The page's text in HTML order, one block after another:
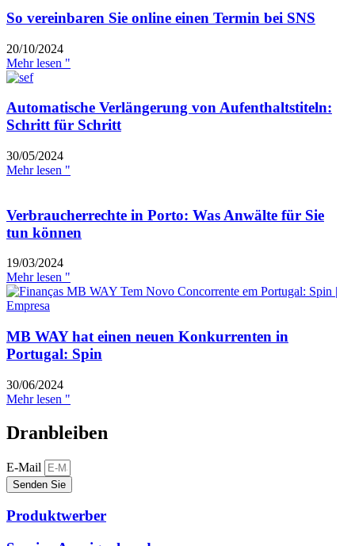
So vereinbaren Sie online einen Termin bei SNS
20/10/2024
Mehr lesen "
Automatische Verlängerung von Aufenthaltstiteln:
Schritt für Schritt
30/05/2024
Mehr lesen "
Verbraucherrechte in Porto: Was Anwälte für Sie
tun können
19/03/2024
Mehr lesen "
MB WAY hat einen neuen Konkurrenten in
Portugal: Spin
30/06/2024
Mehr lesen "
Dranbleiben
E-Mail
Senden Sie
Produktwerber